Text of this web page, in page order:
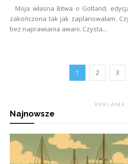
Moja własna Bitwa o Gotland,
zakończona tak jak zaplanowałam.
bez naprawiania awarii. Czysta...
1 2 3
R E K L A M A
Najnowsze